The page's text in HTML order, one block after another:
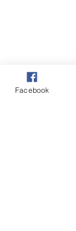
Facebook